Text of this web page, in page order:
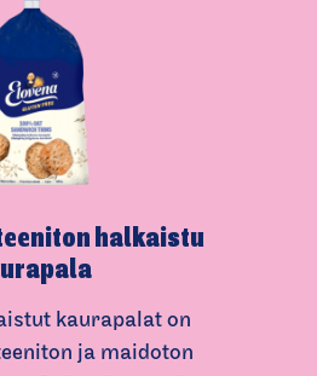
halkaistu
kaurapalat on
ja maidoton